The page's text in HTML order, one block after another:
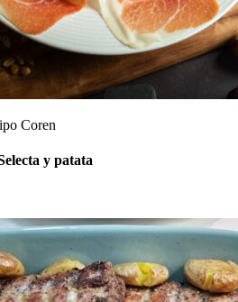
Coren
y patata